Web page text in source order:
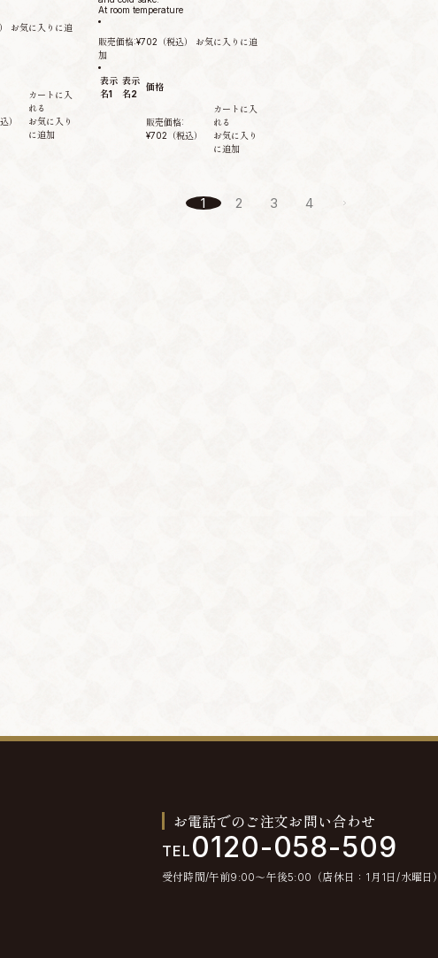
お気に入りに追
）
カートに入
れる
お気に入り
に追加
At room temperature
販売価格:¥702 （税込）
お気に入りに追
加
表示
名1
表示
名2
価格
販売価格:
¥702 （税込）
カートに入
れる
お気に入り
に追加
1 2 3 4
お電話でのご注文お問い合わせ
TEL 0120-058-509
受付時間/午前9:00〜午後5:00（店休日：1月1日/水曜日）